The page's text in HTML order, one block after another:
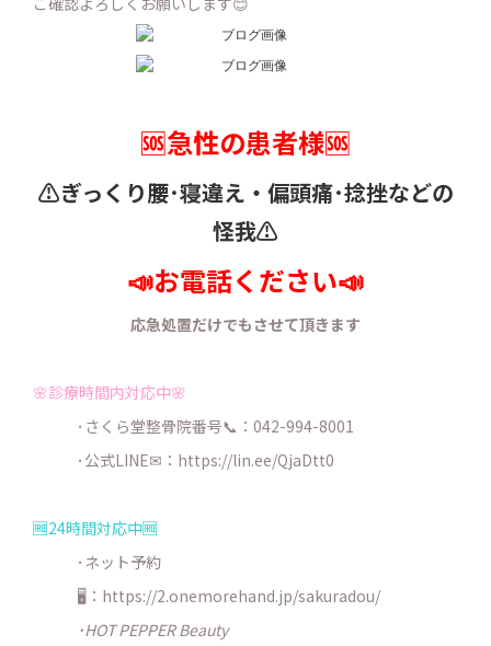
🆘急性の患者様🆘
⚠️ぎっくり腰･寝違え・ 偏頭痛･捻挫などの
怪我⚠️
📣お電話ください📣
応急処置だけでもさせて頂きます
🌸診療時間内対応中🌸
･さくら堂整骨院番号📞：042-994-8001
･公式LINE✉： https://lin.ee/QjaDtt0
🆓24時間対応中🆓
･ネット予約
🖥：https://2.onemorehand.jp/sakuradou/
･HOT PEPPER Beauty